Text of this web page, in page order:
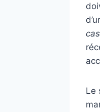
Le